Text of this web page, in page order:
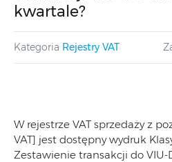
kwartale?
Kategoria Rejestry VAT
W rejestrze VAT sprzedaży z
VAT] jest dostępny wydruk
Zestawienie transakcji do VIU-